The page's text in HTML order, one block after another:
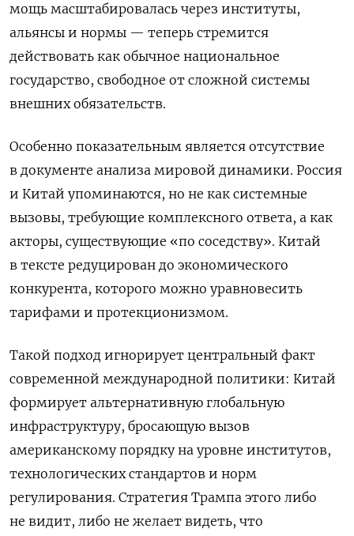
мощь масштабировалась через институты,
альянсы и нормы — теперь стремится
действовать как обычное национальное
государство, свободное от сложной системы
внешних обязательств.
Особенно показательным является отсутствие
в документе анализа мировой динамики. Россия
и Китай упоминаются, но не как системные
вызовы, требующие комплексного ответа, а как
акторы, существующие «по соседству». Китай
в тексте редуцирован до экономического
конкурента, которого можно уравновесить
тарифами и протекционизмом.
Такой подход игнорирует центральный факт
современной международной политики: Китай
формирует альтернативную глобальную
инфраструктуру, бросающую вызов
американскому порядку на уровне институтов,
технологических стандартов и норм
регулирования. Стратегия Трампа этого либо
не видит, либо не желает видеть, что